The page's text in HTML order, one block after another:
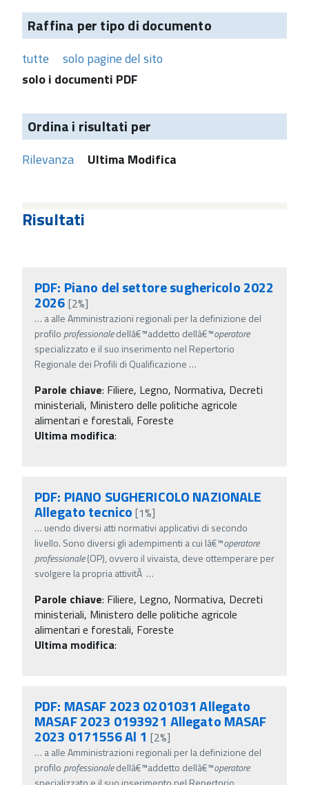
Raffina per tipo di documento
tutte
solo pagine del sito
solo i documenti PDF
Ordina i risultati per
Rilevanza Ultima Modifica
Risultati
PDF: Piano del settore sughericolo 2022
2026 [2%]
… a alle Amministrazioni regionali per la definizione del
profilo professionaledellâ€™addetto dellâ€™operatore
specializzato e il suo inserimento nel Repertorio
Regionale dei Profili di Qualificazione …
Parole chiave: Filiere, Legno, Normativa, Decreti
ministeriali, Ministero delle politiche agricole
alimentari e forestali, Foreste
Ultima modifica:
PDF: PIANO SUGHERICOLO NAZIONALE
Allegato tecnico [1%]
… uendo diversi atti normativi applicativi di secondo
livello. Sono diversi gli adempimenti a cui lâ€™operatore
professionale(OP), ovvero il vivaista, deve ottemperare per
svolgere la propria attivitÃ …
Parole chiave: Filiere, Legno, Normativa, Decreti
ministeriali, Ministero delle politiche agricole
alimentari e forestali, Foreste
Ultima modifica:
PDF: MASAF 2023 0201031 Allegato
MASAF 2023 0193921 Allegato MASAF
2023 0171556 Al 1 [2%]
… a alle Amministrazioni regionali per la definizione del
profilo professionaledellâ€™addetto dellâ€™operatore